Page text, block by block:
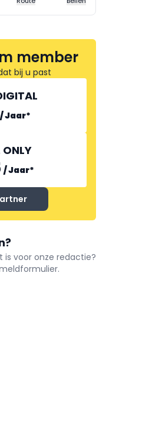
member
bij u past
/Jaar*
/Jaar*
is voor onze redactie?